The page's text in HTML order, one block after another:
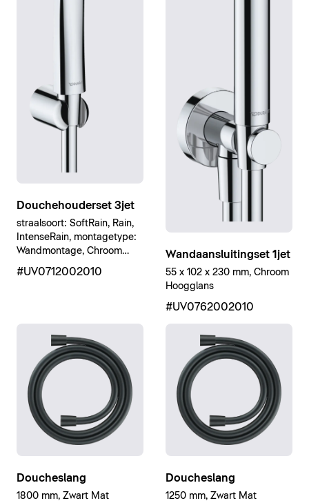
Douchehouderset 3jet
straalsoort: SoftRain, Rain,
IntenseRain, montagetype:
Wandmontage, Chroom
Hoogglans
#UV0712002010
Wandaansluitingset 1jet
55 x 102 x 230 mm, Chroom
Hoogglans
#UV0762002010
Doucheslang
1800 mm, Zwart Mat
Doucheslang
1250 mm, Zwart Mat